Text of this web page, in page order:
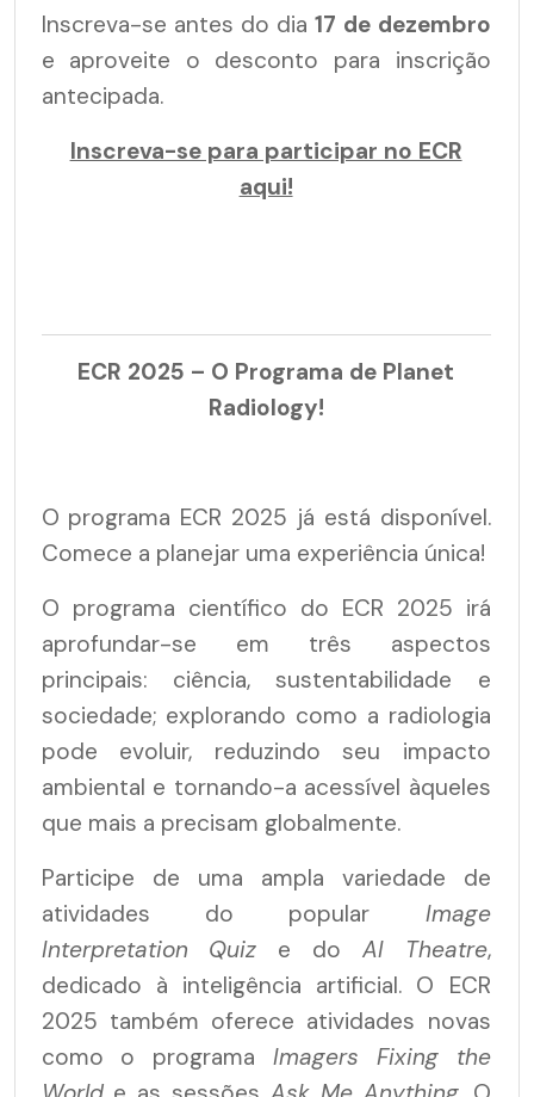
Inscreva-se antes do dia 17 de dezembro
e aproveite o desconto para inscrição
antecipada.
Inscreva-se para participar no ECR
aqui!
ECR 2025 – O Programa de Planet
Radiology!
O programa ECR 2025 já está disponível.
Comece a planejar uma experiência única!
O programa científico do ECR 2025 irá
aprofundar-se em três aspectos
principais: ciência, sustentabilidade e
sociedade; explorando como a radiologia
pode evoluir, reduzindo seu impacto
ambiental e tornando-a acessível àqueles
que mais a precisam globalmente.
Participe de uma ampla variedade de
atividades do popular Image
Interpretation Quiz e do AI Theatre,
dedicado à inteligência artificial. O ECR
2025 também oferece atividades novas
como o programa Imagers Fixing the